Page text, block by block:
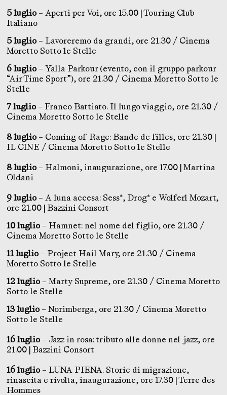
5 luglio – Aperti per Voi, ore 15.00 | Touring Club
Italiano
5 luglio – Lavoreremo da grandi, ore 21.30 / Cinema
Moretto Sotto le Stelle
6 luglio– Yalla Parkour (evento, con il gruppo parkour
“Air Time Sport”), ore 21.30 / Cinema Moretto Sotto le
Stelle
7 luglio– Franco Battiato. Il lungo viaggio, ore 21.30 /
Cinema Moretto Sotto le Stelle
8 luglio– Coming of Rage: Bande de filles, ore 21.30 |
IL CINE / Cinema Moretto Sotto le Stelle
8 luglio– Halmoni, inaugurazione, ore 17.00 | Martina
Oldani
9 luglio– A luna accesa: Sess*, Drog* e Wolferl Mozart,
ore 21.00 | Bazzini Consort
10 luglio– Hamnet: nel nome del figlio, ore 21.30 /
Cinema Moretto Sotto le Stelle
11 luglio– Project Hail Mary, ore 21.30 / Cinema
Moretto Sotto le Stelle
12 luglio– Marty Supreme, ore 21.30 / Cinema Moretto
Sotto le Stelle
13 luglio– Norimberga, ore 21.30 / Cinema Moretto
Sotto le Stelle
16 luglio– Jazz in rosa: tributo alle donne nel jazz, ore
21.00 | Bazzini Consort
16 luglio– LUNA PIENA. Storie di migrazione,
rinascita e rivolta, inaugurazione, ore 17.30 | Terre des
Hommes